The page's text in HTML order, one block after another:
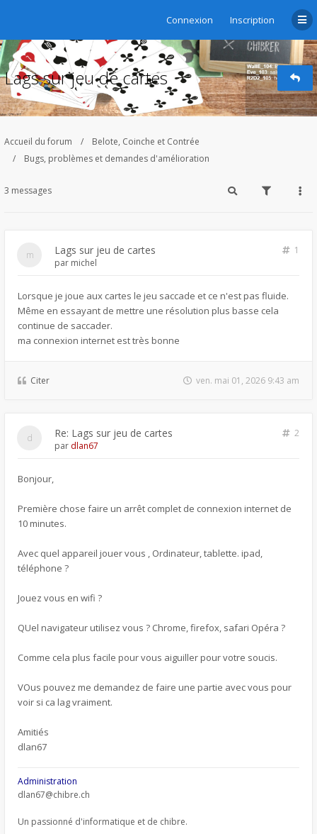
Connexion Inscription
Lags sur jeu de cartes
Accueil du forum
Belote, Coinche et Contrée
Bugs, problèmes et demandes d'amélioration
3 messages
Lags sur jeu de cartes
1
par michel
Lorsque je joue aux cartes le jeu saccade et ce n'est pas fluide.
Même en essayant de mettre une résolution plus basse cela
continue de saccader.
ma connexion internet est très bonne
Citer ven. mai 01, 2026 9:43 am
Re: Lags sur jeu de cartes
2
par dlan67
Bonjour,
Première chose faire un arrêt complet de connexion internet de
10 minutes.
Avec quel appareil jouer vous , Ordinateur, tablette. ipad,
téléphone ?
Jouez vous en wifi ?
QUel navigateur utilisez vous ? Chrome, firefox, safari Opéra ?
Comme cela plus facile pour vous aiguiller pour votre soucis.
VOus pouvez me demandez de faire une partie avec vous pour
voir si ca lag vraiment.
Amitiés
dlan67
Administration
dlan67@chibre.ch
Un passionné d'informatique et de chibre.